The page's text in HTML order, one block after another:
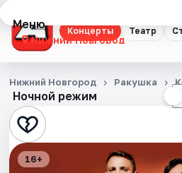
Концерты Театр
Меню
Нижний Новгород
Концерты
Театр
Стендап
Ночной режим
Нижний Новгород Ракушка
16+